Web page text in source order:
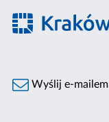
Wyślij e-mailem